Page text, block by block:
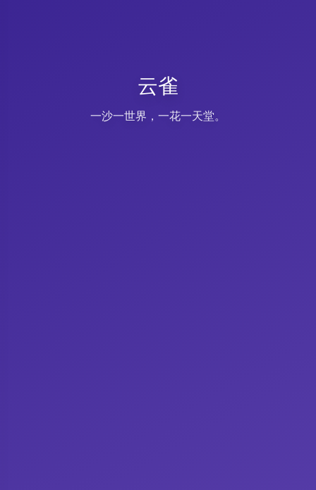
云雀
一沙一世界，一花一天堂。